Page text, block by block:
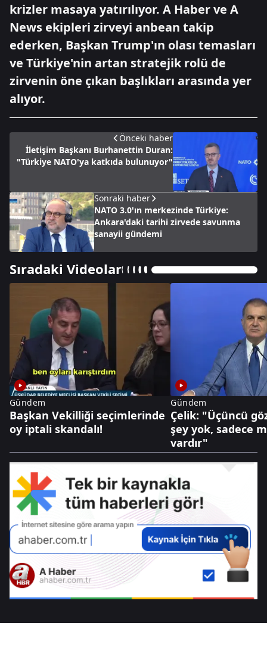
krizler masaya yatırılıyor. A Haber ve A
News ekipleri zirveyi anbean takip
ederken, Başkan Trump'ın olası temasları
ve Türkiye'nin artan stratejik rolü de
zirvenin öne çıkan başlıkları arasında yer
alıyor.
Önceki haber
İletişim Başkanı Burhanettin Duran:
"Türkiye NATO'ya katkıda bulunuyor"
Sonraki haber
NATO 3.0'ın merkezinde Türkiye:
Ankara'daki tarihi zirvede savunma
sanayii gündemi
Sıradaki Videolar
Gündem
Başkan Vekilliği seçimlerinde
oy iptali skandalı!
Gündem
Çelik: "Üçüncü
şey yok, sadece
vardır"